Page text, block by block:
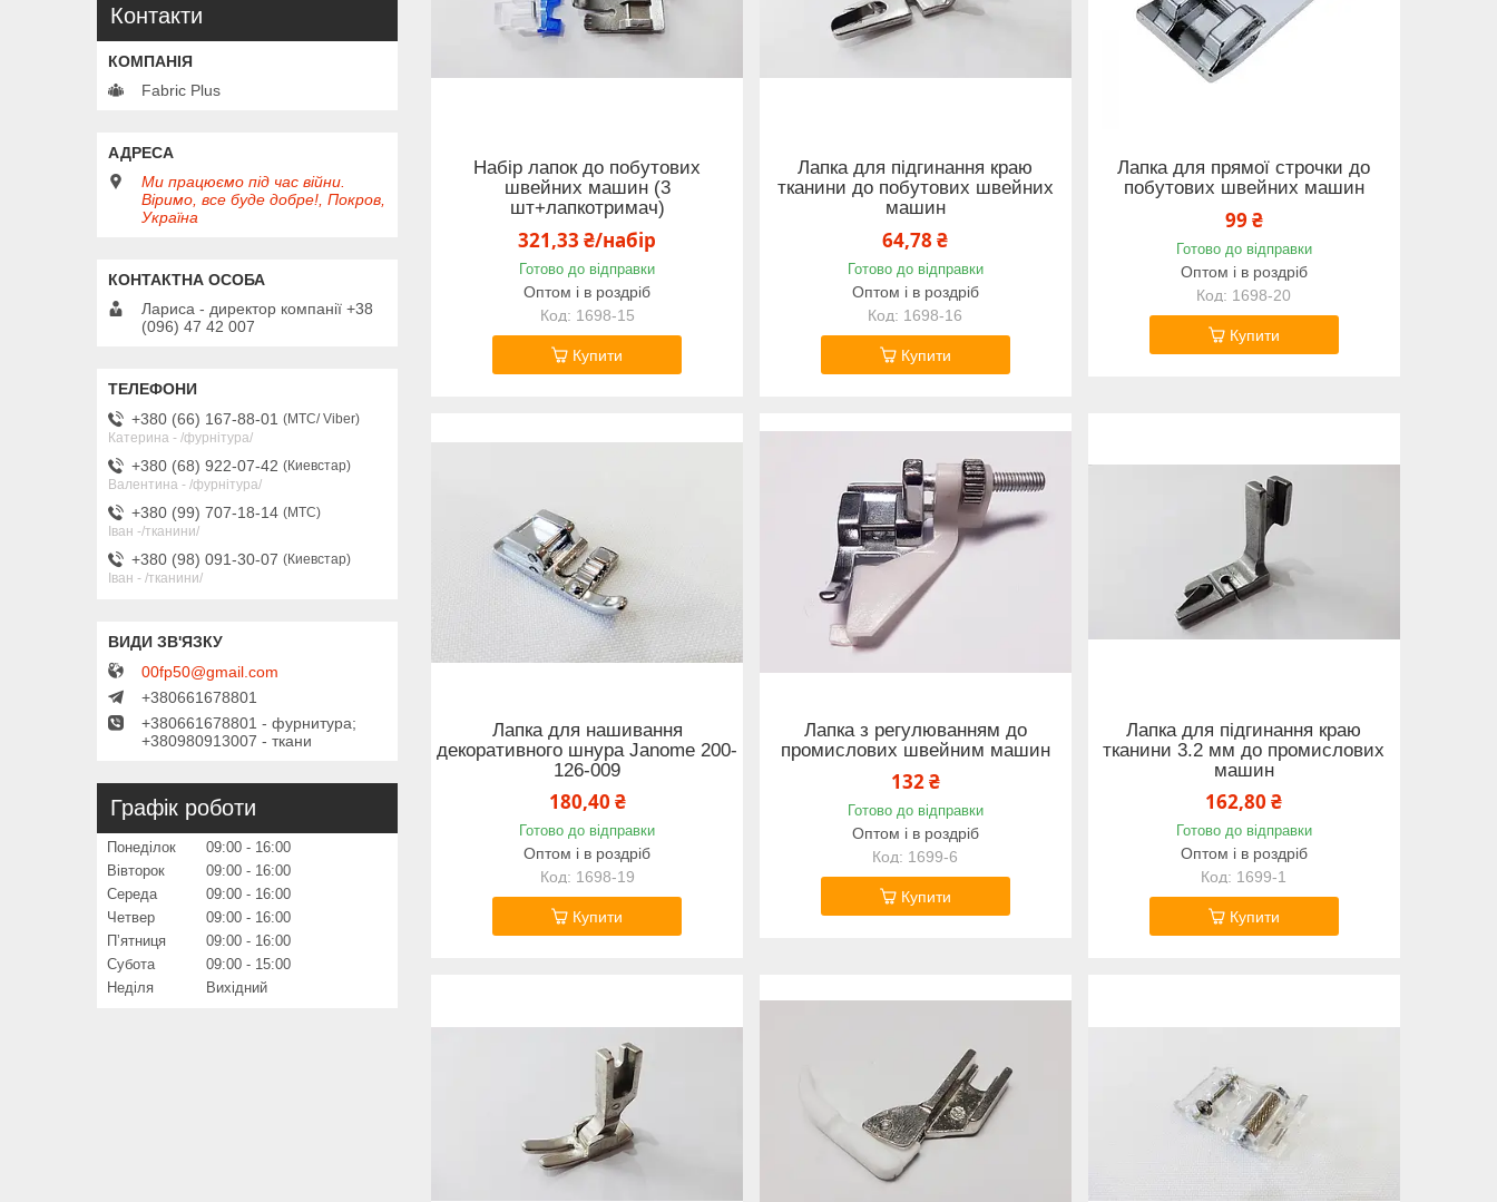
Набір лапок до побутових
швейних машин (3
шт+лапкотримач)
321,33 ₴/набір
Готово до відправки
Оптом і в роздріб
1698-15
Купити
Лапка для підгинання краю
тканини до побутових швейних
машин
64,78 ₴
Готово до відправки
Оптом і в роздріб
1698-16
Купити
Лапка для прямої строчки до
побутових швейних машин
99 ₴
Готово до відправки
Оптом і в роздріб
1698-20
Купити
Лапка для нашивання
декоративного шнура Janome 200-
126-009
180,40 ₴
Готово до відправки
Оптом і в роздріб
1698-19
Купити
Лапка з регулюванням до
промислових швейним машин
132 ₴
Готово до відправки
Оптом і в роздріб
1699-6
Купити
Лапка для підгинання краю
тканини 3.2 мм до промислових
машин
162,80 ₴
Готово до відправки
Оптом і в роздріб
1699-1
Купити
Контакти
Fabric Plus
Ми працюємо під час війни.
Віримо, все буде добре!, Покров,
Україна
Лариса - директор компанії +38
(096) 47 42 007
+380 (66) 167-88-01
МТС/ Viber
Катерина - /фурнітура/
+380 (68) 922-07-42
Киевстар
Валентина - /фурнітура/
+380 (99) 707-18-14
МТС
Іван -/тканини/
+380 (98) 091-30-07
Киевстар
Іван - /тканини/
00fp50@gmail.com
+380661678801
+380661678801 - фурнитура;
+380980913007 - ткани
Графік роботи
Понеділок 09:00
16:00
Вівторок
09:00
16:00
Середа
09:00
16:00
Четвер
09:00
16:00
Пʼятниця
09:00
16:00
Субота
09:00
15:00
Неділя
Вихідний